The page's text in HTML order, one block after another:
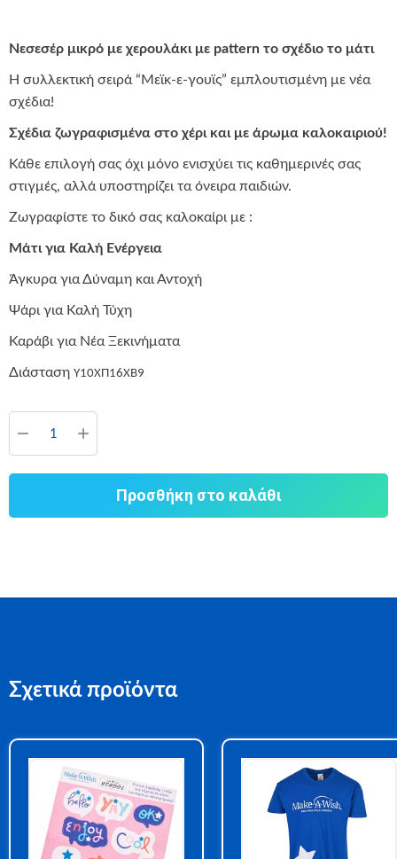
Νεσεσέρ μικρό με χερουλάκι με pattern το σχέδιο το μάτι
Η συλλεκτική σειρά “Μεϊκ-ε-γουϊς” εμπλουτισμένη με νέα
σχέδια!
Σχέδια ζωγραφισμένα στο χέρι και με άρωμα καλοκαιριού!
Κάθε επιλογή σας όχι μόνο ενισχύει τις καθημερινές σας
στιγμές, αλλά υποστηρίζει τα όνειρα παιδιών.
Ζωγραφίστε το δικό σας καλοκαίρι με :
Μάτι για Καλή Ενέργεια
Άγκυρα για Δύναμη και Αντοχή
Ψάρι για Καλή Τύχη
Καράβι για Νέα Ξεκινήματα
Διάσταση Υ10ΧΠ16ΧΒ9
Προσθήκη στο καλάθι
Σχετικά προϊόντα